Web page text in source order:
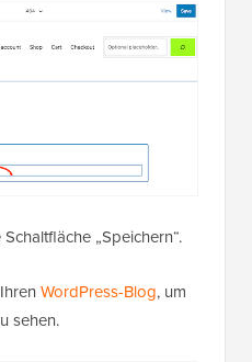
„Speichern“.
WordPress-Blog, um
sehen.